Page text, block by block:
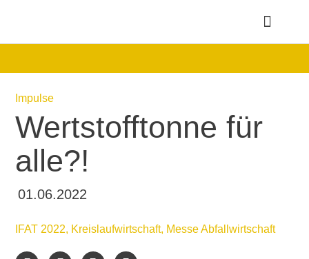
Impulse
Wertstofftonne für
alle?!
01.06.2022
IFAT 2022, Kreislaufwirtschaft, Messe Abfallwirtschaft